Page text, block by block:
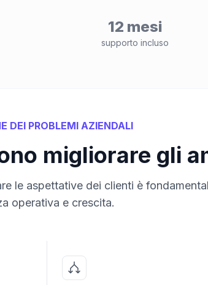
12 mesi
supporto incluso
DEI PROBLEMI AZIENDALI
migliorare gli
le aspettative dei clienti è
operativa e crescita.